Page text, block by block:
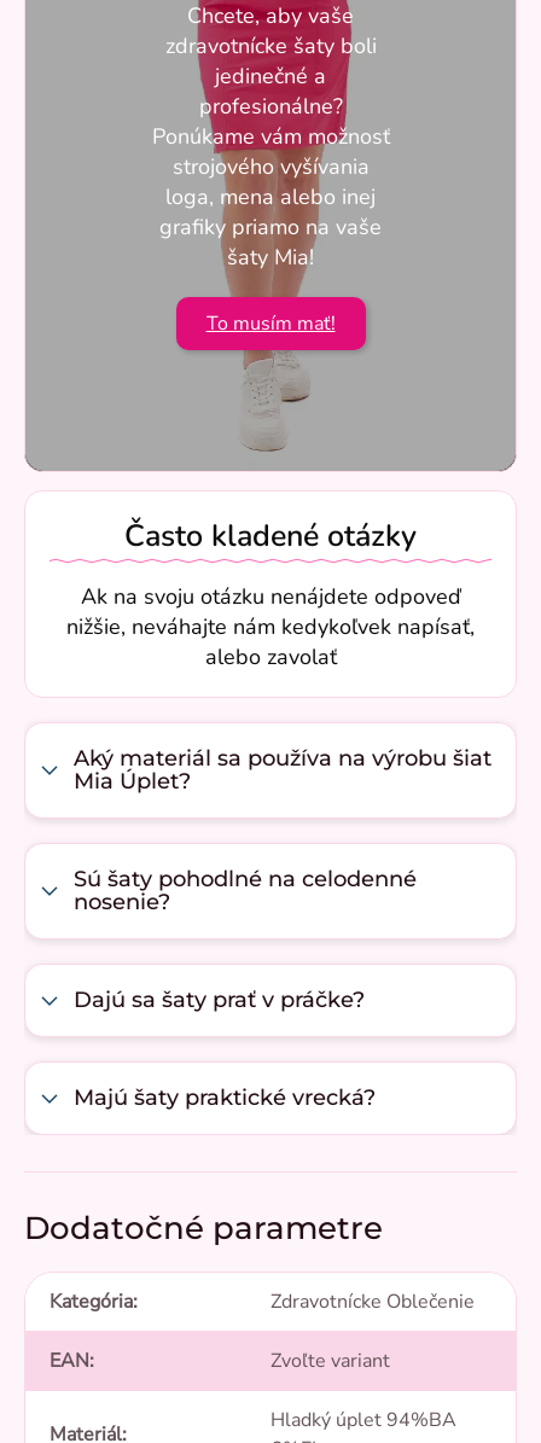
Chcete, aby vaše
zdravotnícke šaty boli
jedinečné a
profesionálne?
Ponúkame vám možnosť
strojového vyšívania
loga, mena alebo inej
grafiky priamo na vaše
šaty Mia!
To musím mať!
Často kladené otázky
Ak na svoju otázku nenájdete odpoveď
nižšie, neváhajte nám kedykoľvek napísať,
alebo zavolať
Aký materiál sa používa na výrobu šiat
Mia Úplet?
Sú šaty pohodlné na celodenné
nosenie?
Dajú sa šaty prať v práčke?
Majú šaty praktické vrecká?
Dodatočné parametre
Kategória: Zdravotnícke Oblečenie
EAN: Zvoľte variant
Materiál:
Hladký úplet 94%BA